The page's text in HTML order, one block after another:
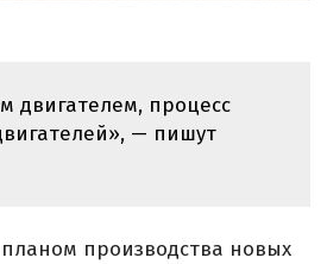
двигателем, процесс
— пишут
производства новых